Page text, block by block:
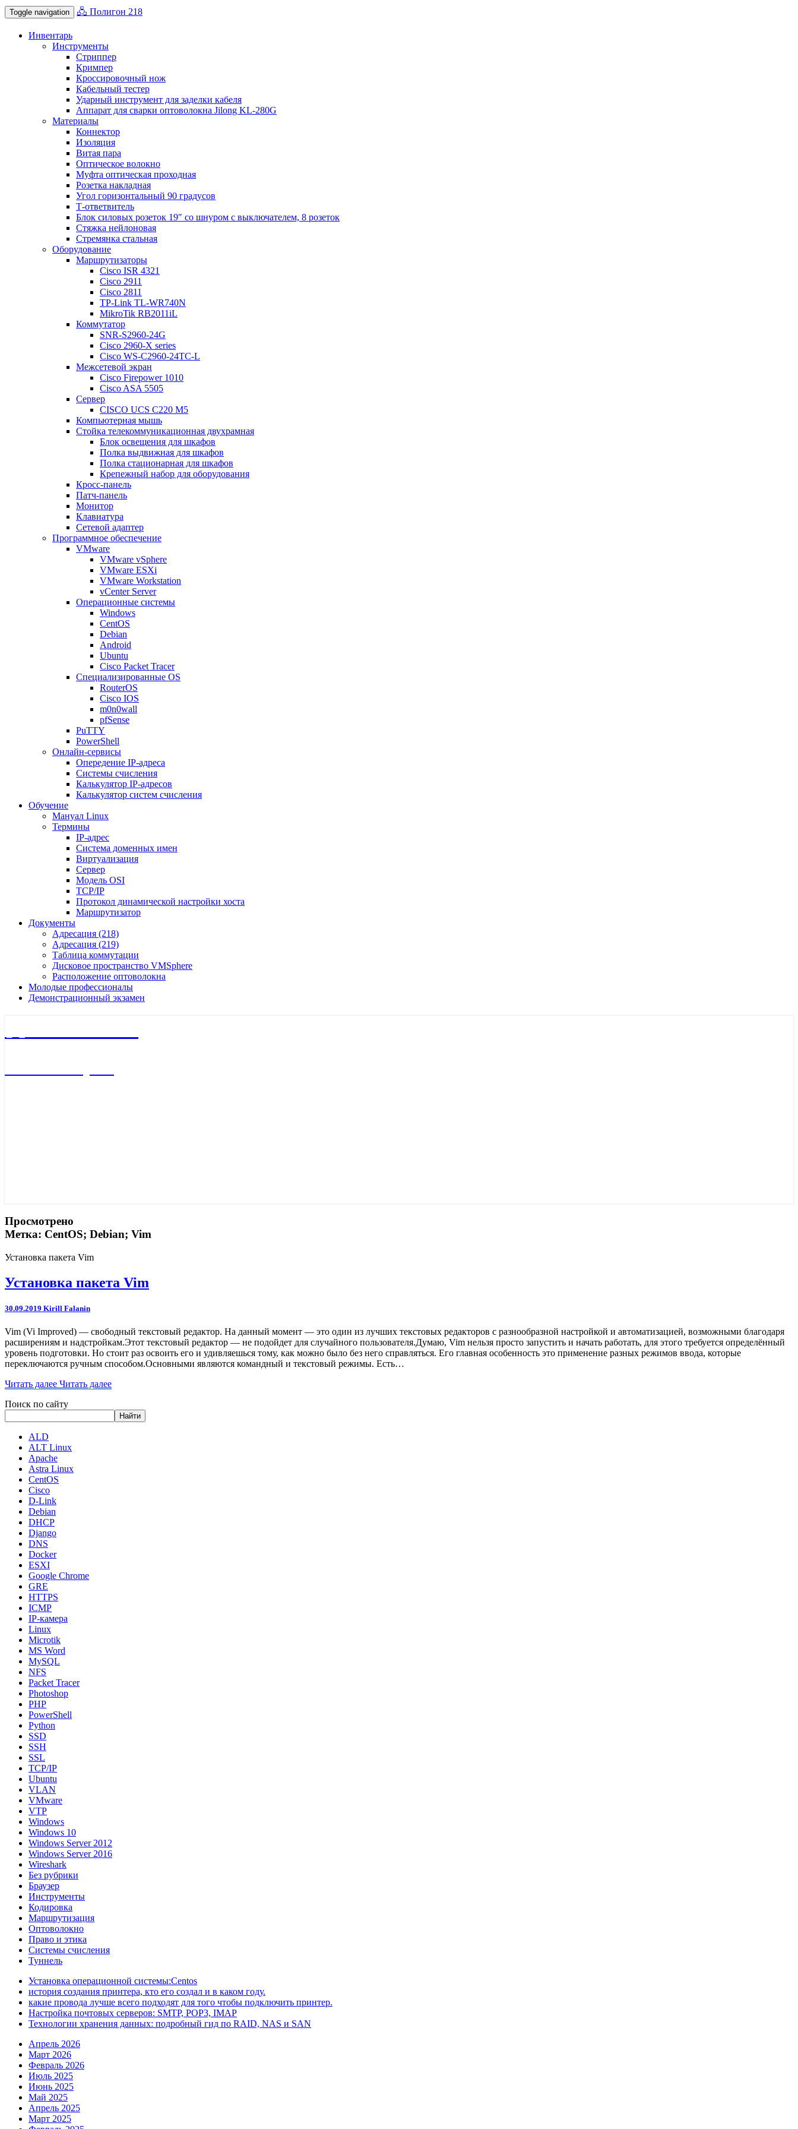
Toggle navigation 🖧 Полигон 218
Инвентарь
Инструменты
Стриппер
Кримпер
Кроссировочный нож
Кабельный тестер
Ударный инструмент для заделки кабеля
Аппарат для сварки оптоволокна Jilong KL-280G
Материалы
Коннектор
Изоляция
Витая пара
Оптическое волокно
Муфта оптическая проходная
Розетка накладная
Угол горизонтальный 90 градусов
Т-ответвитель
Блок силовых розеток 19″ со шнуром с выключателем, 8 розеток
Стяжка нейлоновая
Стремянка стальная
Оборудование
Маршрутизаторы
Cisco ISR 4321
Cisco 2911
Cisco 2811
TP-Link TL-WR740N
MikroTik RB2011iL
Коммутатор
SNR-S2960-24G
Cisco 2960-X series
Cisco WS-C2960-24TC-L
Межсетевой экран
Cisco Firepower 1010
Cisco ASA 5505
Сервер
CISCO UCS C220 M5
Компьютерная мышь
Стойка телекоммуникационная двухрамная
Блок освещения для шкафов
Полка выдвижная для шкафов
Полка стационарная для шкафов
Крепежный набор для оборудования
Кросс-панель
Патч-панель
Монитор
Клавиатура
Сетевой адаптер
Программное обеспечение
VMware
VMware vSphere
VMware ESXi
VMware Workstation
vCenter Server
Операционные системы
Windows
CentOS
Debian
Android
Ubuntu
Cisco Packet Tracer
Специализированные OS
RouterOS
Cisco IOS
m0n0wall
pfSense
PuTTY
PowerShell
Онлайн-сервисы
Опередение IP-адреса
Системы счисления
Калькулятор IP-адресов
Калькулятор систем счисления
Обучение
Мануал Linux
Термины
IP-адрес
Система доменных имен
Виртуализация
Сервер
Модель OSI
TCP/IP
Протокол динамической настройки хоста
Маршрутизатор
Документы
Адресация (218)
Адресация (219)
Таблица коммутации
Дисковое пространство VMSphere
Расположение оптоволокна
Молодые профессионалы
Демонстрационный экзамен
Просмотрено
Метка: CentOS; Debian; Vim
Установка пакета Vim
Установка пакета Vim
30.09.2019 Kirill Falanin
Vim (Vi Improved) — свободный текстовый редактор. На данный момент — это один из лучших текстовых редакторов с разнообразной настройкой и автоматизацией, возможными благодаря
расширениям и надстройкам.Этот текстовый редактор — не подойдет для случайного пользователя.Думаю, Vim нельзя просто запустить и начать работать, для этого требуется определённый
уровень подготовки. Но стоит раз освоить его и удивляешься тому, как можно было без него справляться. Его главная особенность это применение разных режимов ввода, которые
переключаются ручным способом.Основными являются командный и текстовый режимы. Есть…
Читать далее Читать далее
Поиск по сайту
Найти
ALD
ALT Linux
Apache
Astra Linux
CentOS
Cisco
D-Link
Debian
DHCP
Django
DNS
Docker
ESXI
Google Chrome
GRE
HTTPS
ICMP
IP-камера
Linux
Microtik
MS Word
MySQL
NFS
Packet Tracer
Photoshop
PHP
PowerShell
Python
SSD
SSH
SSL
TCP/IP
Ubuntu
VLAN
VMware
VTP
Windows
Windows 10
Windows Server 2012
Windows Server 2016
Wireshark
Без рубрики
Браузер
Инструменты
Кодировка
Маршрутизация
Оптоволокно
Право и этика
Системы счисления
Туннель
Установка операционной системы:Centos
история создания принтера, кто его создал и в каком году.
какие провода лучше всего подходят для того чтобы подключить принтер.
Настройка почтовых серверов: SMTP, POP3, IMAP
Технологии хранения данных: подробный гид по RAID, NAS и SAN
Апрель 2026
Март 2026
Февраль 2026
Июль 2025
Июнь 2025
Май 2025
Апрель 2025
Март 2025